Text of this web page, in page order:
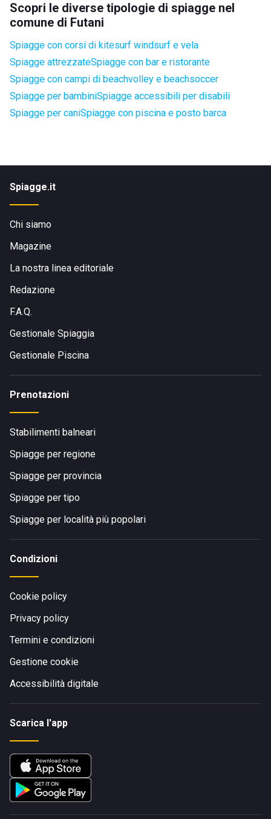
Scopri le diverse tipologie di spiagge nel
comune di Futani
Spiagge con corsi di kitesurf windsurf e vela
Spiagge attrezzateSpiagge con bar e ristorante
Spiagge con campi di beachvolley e beachsoccer
Spiagge per bambiniSpiagge accessibili per disabili
Spiagge per caniSpiagge con piscina e posto barca
Spiagge.it
Chi siamo
Magazine
La nostra linea editoriale
Redazione
F.A.Q.
Gestionale Spiaggia
Gestionale Piscina
Prenotazioni
Stabilimenti balneari
Spiagge per regione
Spiagge per provincia
Spiagge per tipo
Spiagge per località più popolari
Condizioni
Cookie policy
Privacy policy
Termini e condizioni
Gestione cookie
Accessibilità digitale
Scarica l'app